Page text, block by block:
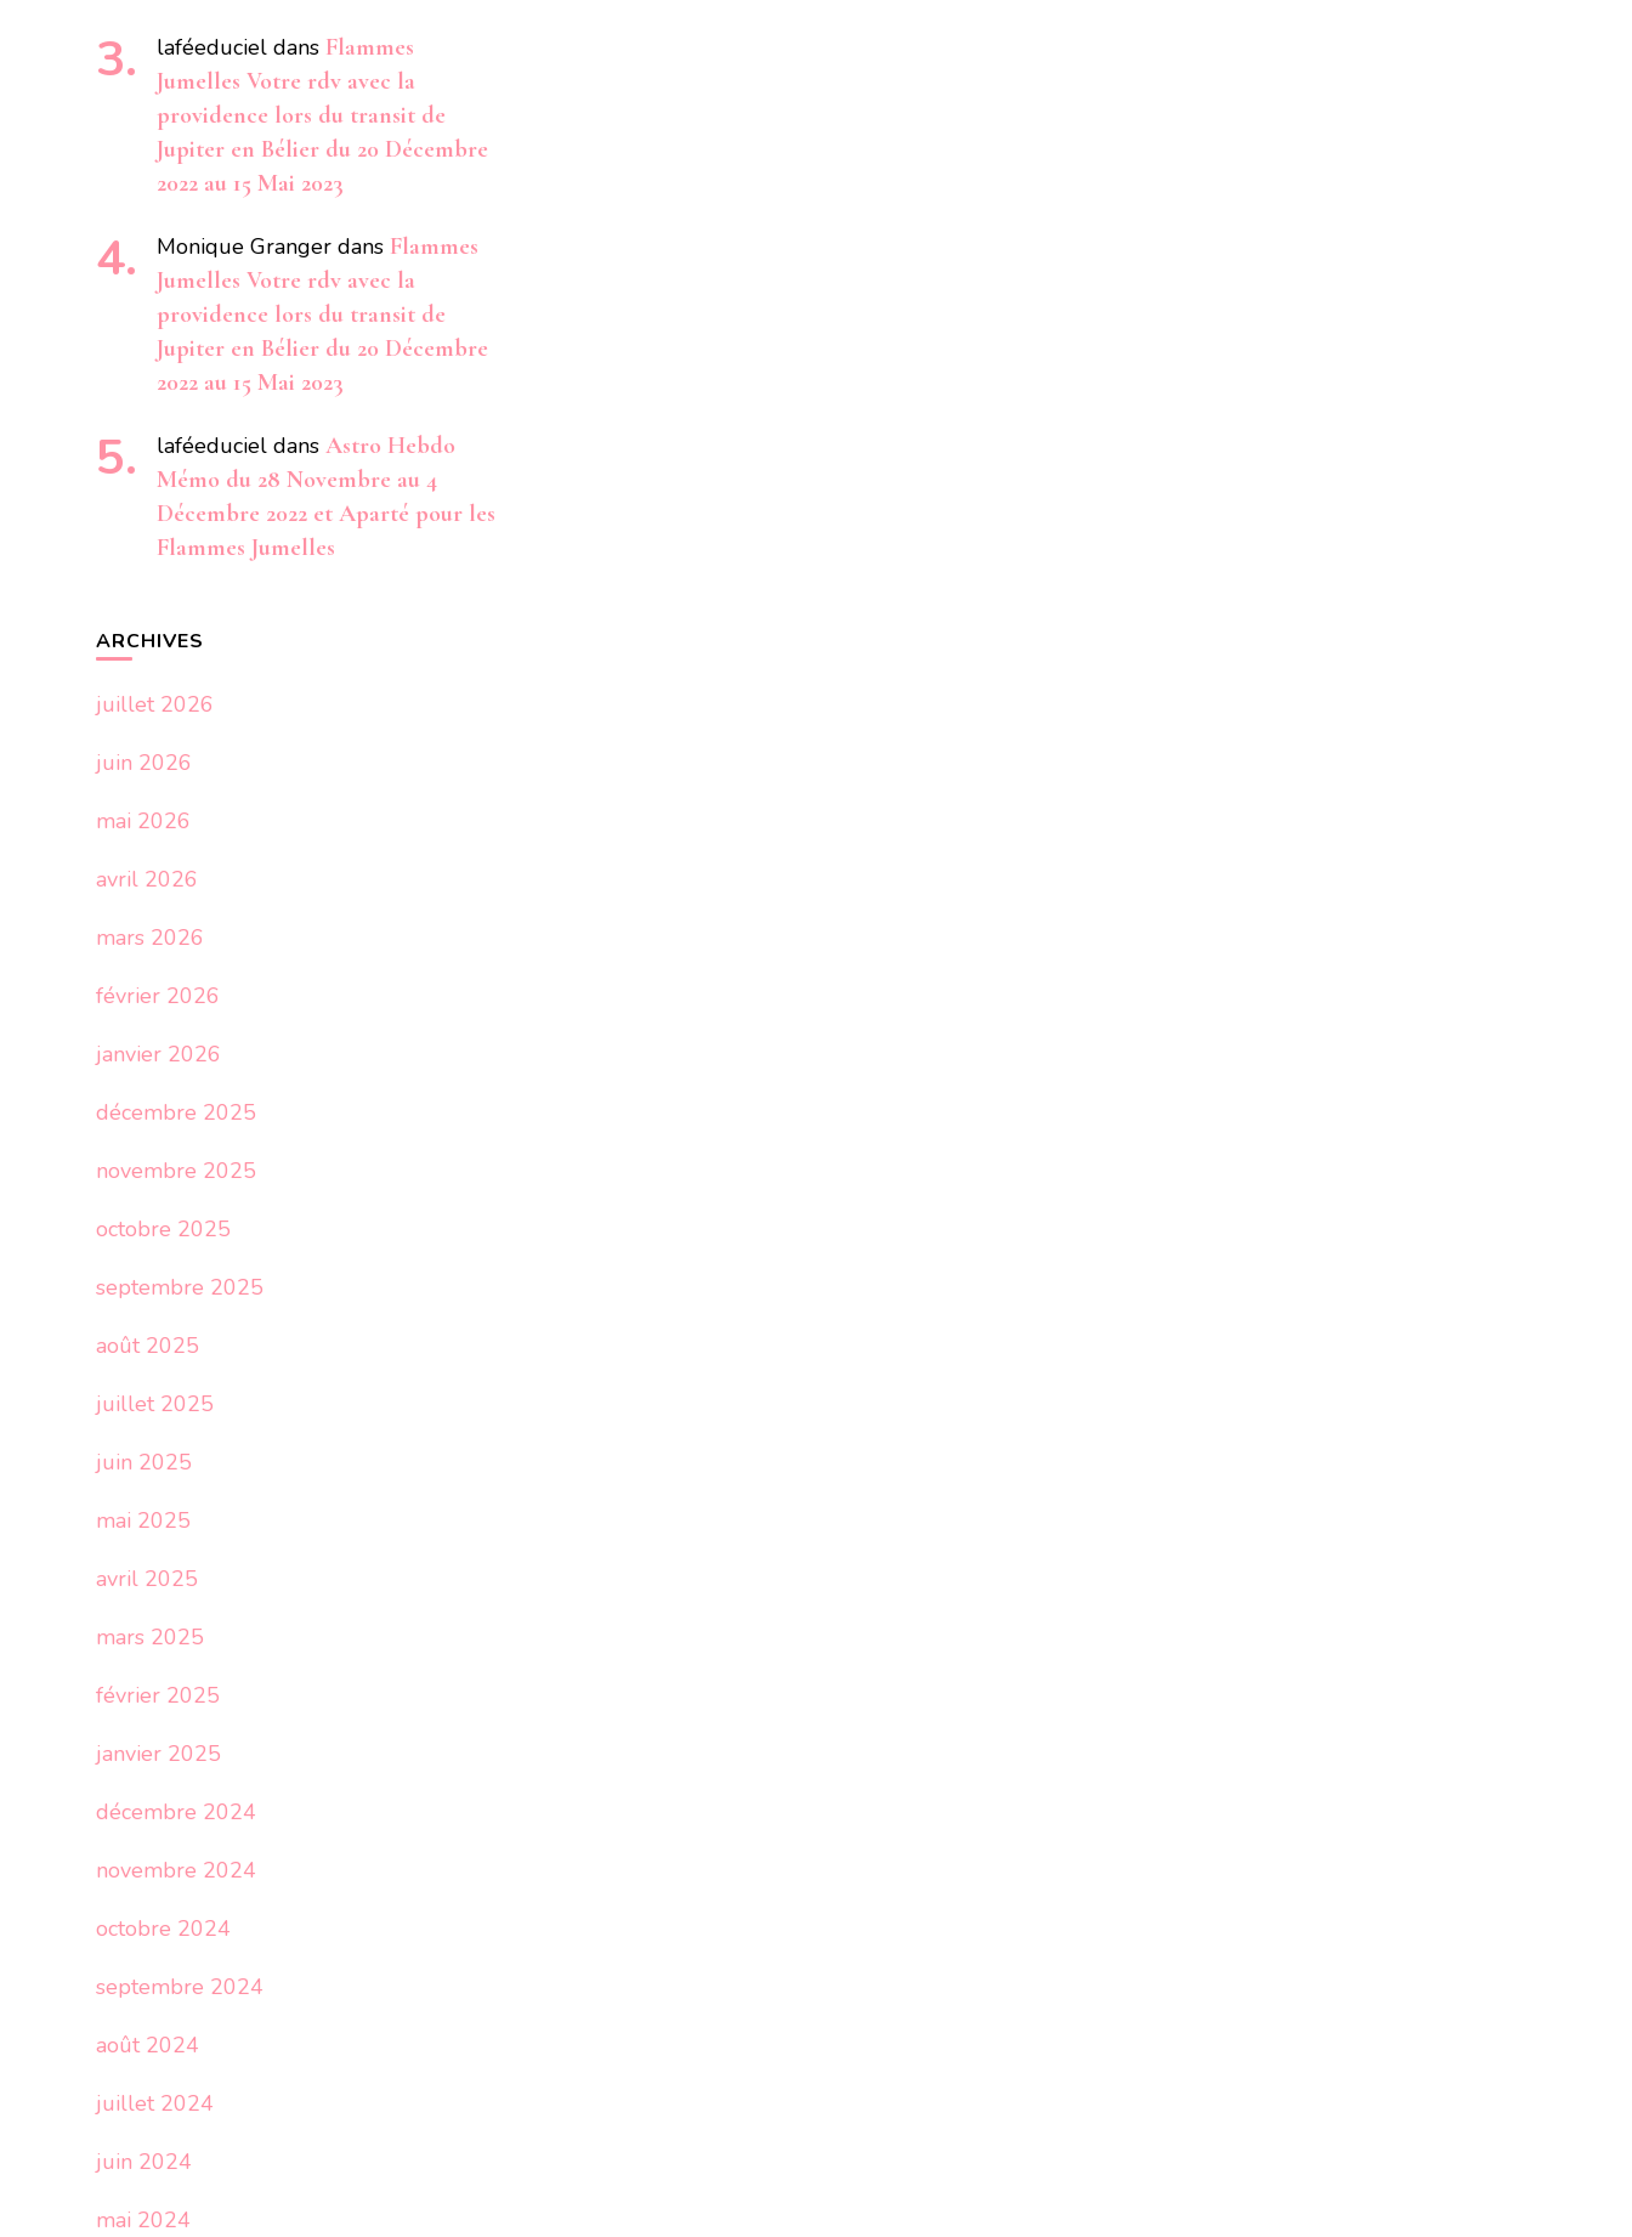
laféeduciel dans Flammes
Jumelles Votre rdv avec la
providence lors du transit de
Jupiter en Bélier du 20 Décembre
2022 au 15 Mai 2023
Monique Granger dans Flammes
Jumelles Votre rdv avec la
providence lors du transit de
Jupiter en Bélier du 20 Décembre
2022 au 15 Mai 2023
laféeduciel dans Astro Hebdo
Mémo du 28 Novembre au 4
Décembre 2022 et Aparté pour les
Flammes Jumelles
ARCHIVES
juillet 2026
juin 2026
mai 2026
avril 2026
mars 2026
février 2026
janvier 2026
décembre 2025
novembre 2025
octobre 2025
septembre 2025
août 2025
juillet 2025
juin 2025
mai 2025
avril 2025
mars 2025
février 2025
janvier 2025
décembre 2024
novembre 2024
octobre 2024
septembre 2024
août 2024
juillet 2024
juin 2024
mai 2024